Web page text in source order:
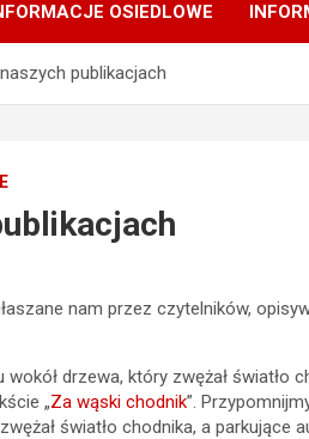
OSIEDLOWE
publikacjach
nam przez czytelników,
drzewa, który zwężał światło
„Za wąski chodnik”.
światło chodnika, a parkujące